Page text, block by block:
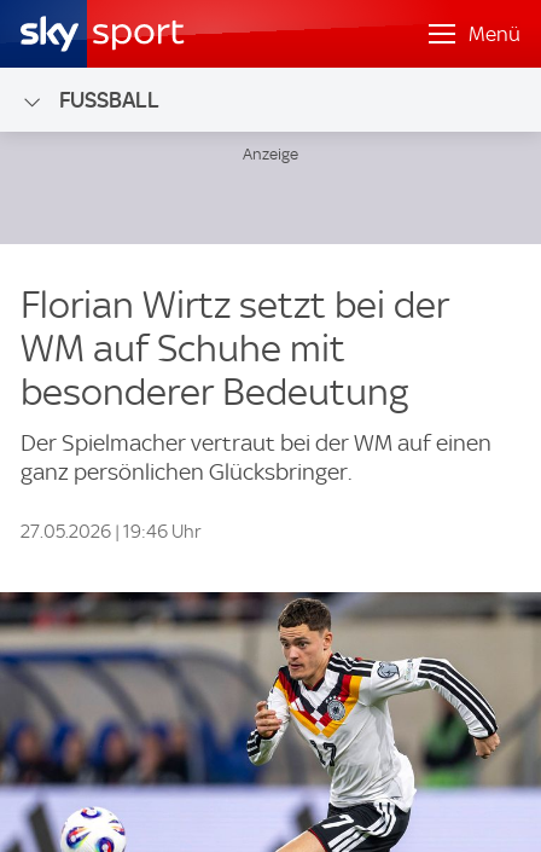
Menü
FUSSBALL
Florian Wirtz setzt bei der
WM auf Schuhe mit
besonderer Bedeutung
Der Spielmacher vertraut bei der WM auf einen
ganz persönlichen Glücksbringer.
27.05.2026 | 19:46 Uhr